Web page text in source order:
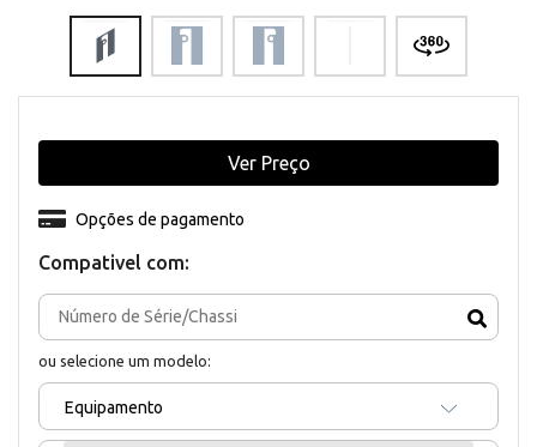
Compativel com:
ou selecione um modelo:
Equipamento
Opções de pagamento
Ver Preço